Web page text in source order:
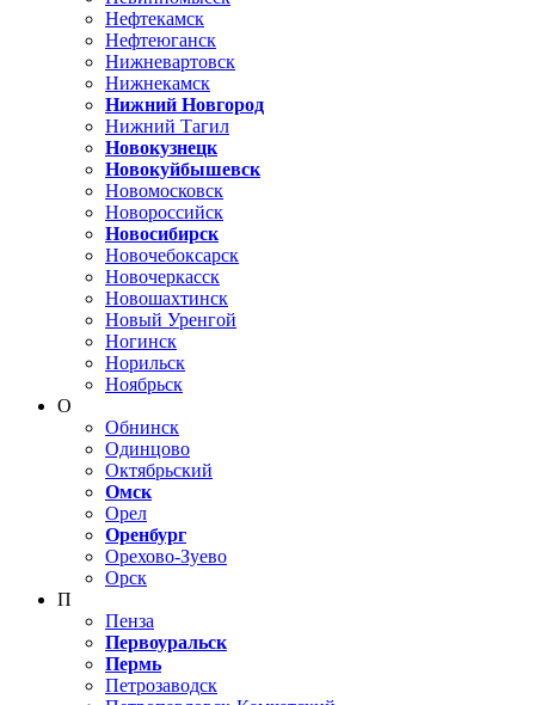
Нефтекамск
Нефтеюганск
Нижневартовск
Нижнекамск
Нижний Новгород
Нижний Тагил
Новокузнецк
Новокуйбышевск
Новомосковск
Новороссийск
Новосибирск
Новочебоксарск
Новочеркасск
Новошахтинск
Новый Уренгой
Ногинск
Норильск
Ноябрьск
О
Обнинск
Одинцово
Октябрьский
Омск
Орел
Оренбург
Орехово-Зуево
Орск
П
Пенза
Первоуральск
Пермь
Петрозаводск